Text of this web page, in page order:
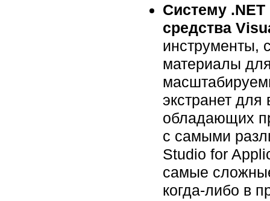
Систему
средства
инструменты,
материалы
экстранет
обладающих
с самыми
Studio for
самые
когда-либо в